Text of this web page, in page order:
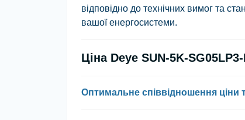
відповідно до технічних вимог та
вашої енергосистеми.
Ціна Deye SUN-5K-
Оптимальне співвідношення ціни